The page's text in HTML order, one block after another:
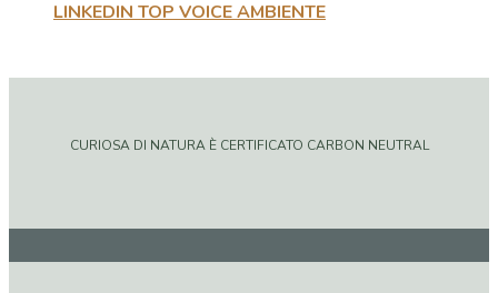
LINKEDIN TOP VOICE AMBIENTE
CURIOSA DI NATURA È CERTIFICATO CARBON NEUTRAL